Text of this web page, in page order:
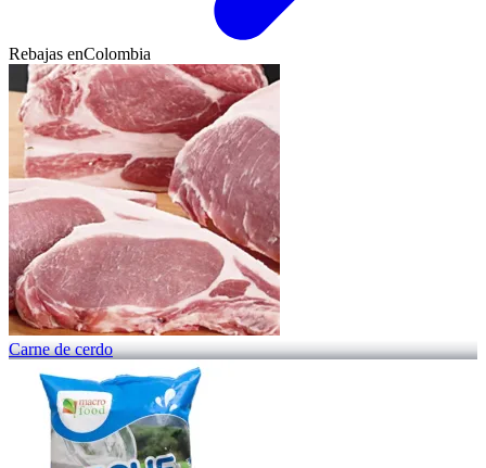
Rebajas enColombia
Carne de cerdo